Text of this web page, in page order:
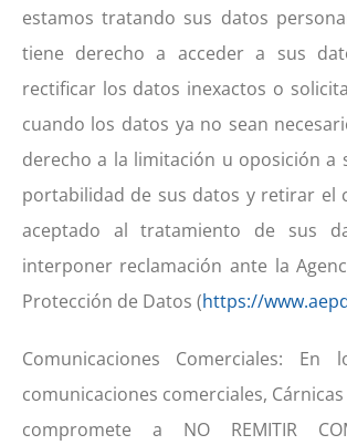
estamos tratando sus datos
tiene derecho a acceder a sus
rectificar los datos inexactos o
cuando los datos ya no sean
derecho a la limitación u oposición a
portabilidad de sus datos y retirar el
aceptado al tratamiento de sus
interponer reclamación ante la
Protección de Datos (https://
Comunicaciones Comerciales:
comunicaciones comerciales, Cárnicas
compromete a NO REMITIR